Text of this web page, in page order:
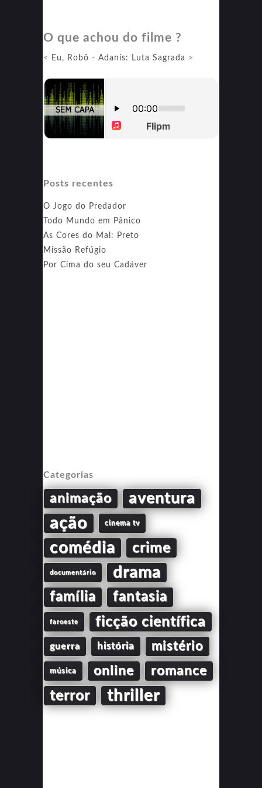
Marca
O que achou do filme ?
< Eu, Robô - Adanis: Luta Sagrada >
Posts recentes
O Jogo do Predador
Todo Mundo em Pânico
As Cores do Mal: Preto
Missão Refúgio
Por Cima do seu Cadáver
Categorias
animação aventura
ação cinema tv
comédia crime
documentário drama
família fantasia
faroeste ficção científica
guerra história mistério
música online romance
terror thriller